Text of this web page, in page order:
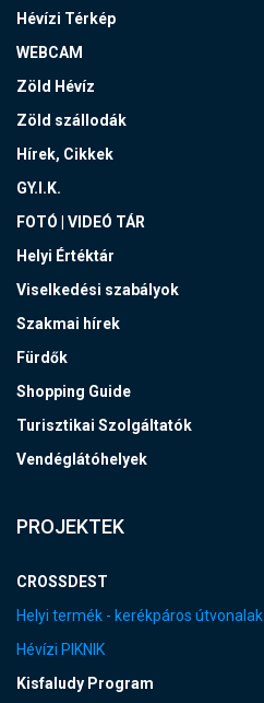
Hévízi Térkép
WEBCAM
Zöld Hévíz
Zöld szállodák
Hírek, Cikkek
GY.I.K.
FOTÓ | VIDEÓ TÁR
Helyi Értéktár
Viselkedési szabályok
Szakmai hírek
Fürdők
Shopping Guide
Turisztikai Szolgáltatók
Vendéglátóhelyek
PROJEKTEK
CROSSDEST
Helyi termék - kerékpáros útvonalak
Hévízi PIKNIK
Kisfaludy Program